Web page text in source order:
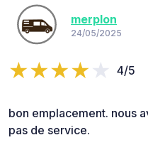
merplon
24/05/2025
4/5
bon emplacement. nous
pas de service.